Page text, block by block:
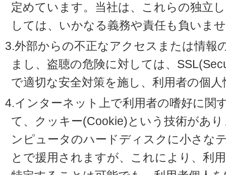
定めています。当社は、これらの独立
しては、いかなる義務や責任も負いま
3.外部からの不正なアクセスまたは情報
まし、盗聴の危険に対しては、
で適切な安全対策を施し、利用者の個
4.インターネット上で利用者の嗜好に関
て、クッキー(Cookie)という技術があ
ンピュータのハードディスクに小さな
とで援用されますが、これにより、利